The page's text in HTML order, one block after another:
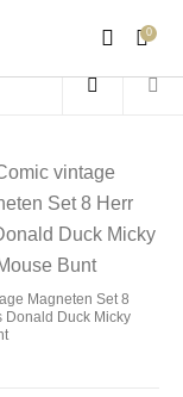
0
Geschirrtücher
Mützen / Beanies und
Magneten Set 8
Donald Duck Micky